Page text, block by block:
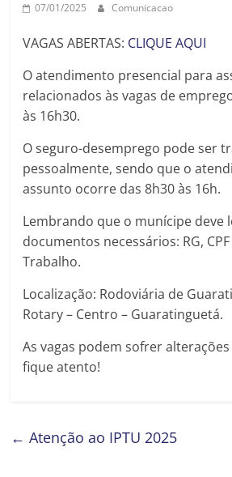
07/01/2025 Comunicacao
VAGAS ABERTAS: CLIQUE AQUI
O atendimento presencial para
relacionados às vagas de
às 16h30.
O seguro-desemprego pode ser
pessoalmente, sendo que o
assunto ocorre das 8h30 às 16h.
Lembrando que o munícipe deve
documentos necessários: RG,
Trabalho.
Localização: Rodoviária de
Rotary – Centro – Guaratinguetá.
As vagas podem sofrer
fique atento!
← Atenção ao IPTU 2025